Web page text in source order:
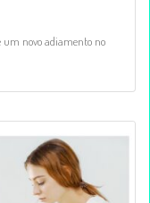
um novo adiamento no